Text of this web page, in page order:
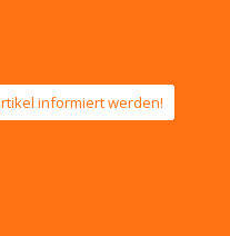
informiert werden!